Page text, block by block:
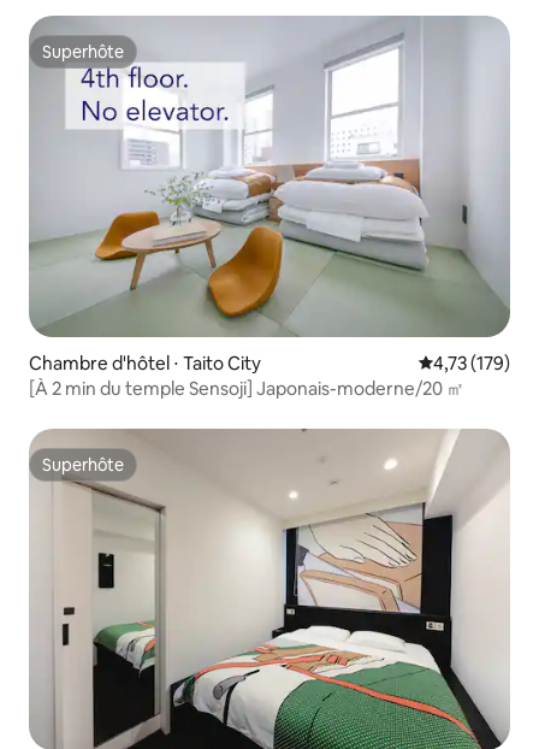
Superhôte
Superhôte
Chambre d'hôtel ⋅ Taito City Évaluation
4,73 (179)
[À 2 min du temple Sensoji] Japonais-moderne/20 ㎡
Superhôte
Superhôte